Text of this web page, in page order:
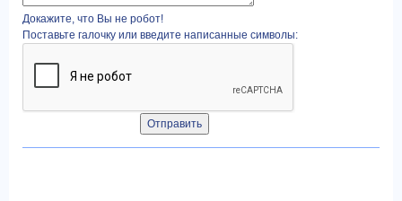
Докажите, что Вы не робот!
Поставьте галочку или введите написанные символы: